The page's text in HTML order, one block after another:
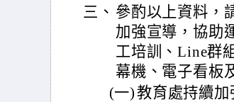
三、 參酌以上資料，
加強宣導，協助
工培訓、Line群
幕機、電子看板
(一)教育處持續